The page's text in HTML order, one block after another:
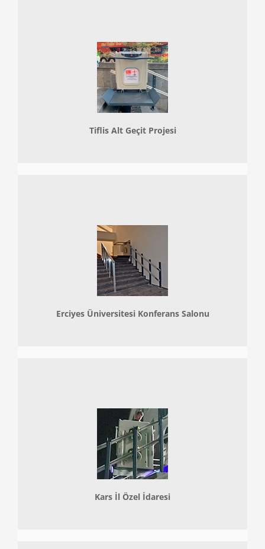
Tiflis Alt Geçit Projesi
Erciyes Üniversitesi Konferans Salonu
Kars İl Özel İdaresi